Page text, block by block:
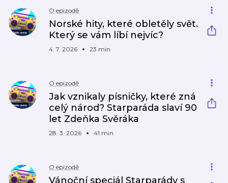
O epizodě
Norské hity, které obletěly svět.
Který se vám líbí nejvíc?
4. 7. 2026 23 min
O epizodě
Jak vznikaly písničky, které zná
celý národ? Starparáda slaví 90
let Zdeňka Svěráka
28. 3. 2026 41 min
O epizodě
Vánoční speciál Starparády s